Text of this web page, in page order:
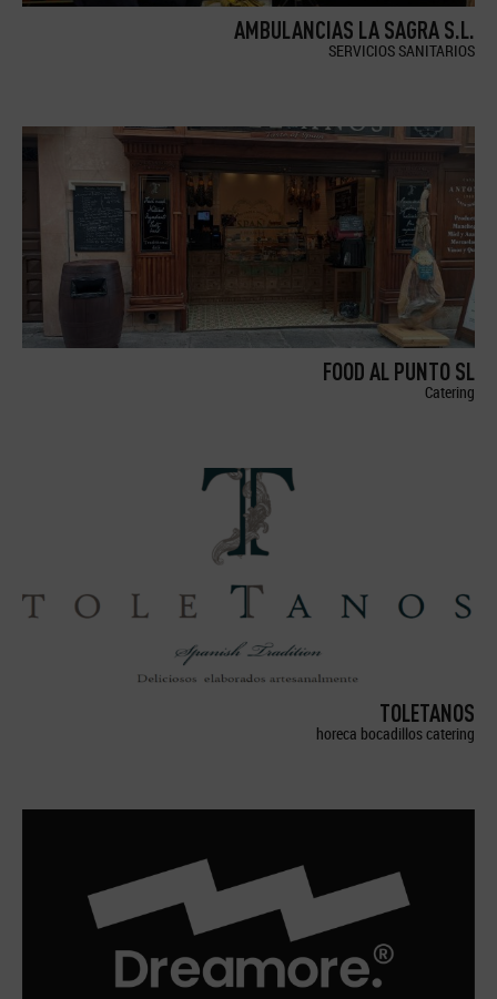
AMBULANCIAS LA SAGRA S.L.
SERVICIOS SANITARIOS
FOOD AL PUNTO SL
Catering
TOLETANOS
horeca bocadillos catering